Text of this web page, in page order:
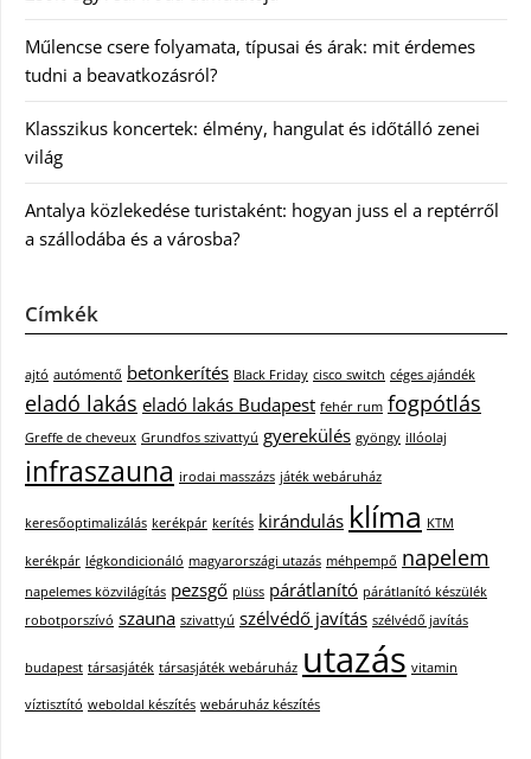
Műlencse csere folyamata, típusai és árak: mit érdemes
tudni a beavatkozásról?
Klasszikus koncertek: élmény, hangulat és időtálló zenei
világ
Antalya közlekedése turistaként: hogyan juss el a reptérről
a szállodába és a városba?
Címkék
ajtó autómentő betonkerítés Black Friday cisco switch céges ajándék
eladó lakás eladó lakás Budapest fehér rum fogpótlás
Greffe de cheveux Grundfos szivattyú gyerekülés gyöngy illóolaj
infraszauna irodai masszázs játék webáruház
keresőoptimalizálás kerékpár kerítés kirándulás klíma KTM
kerékpár légkondicionáló magyarországi utazás méhpempő napelem
napelemes közvilágítás pezsgő plüss párátlanító párátlanító készülék
robotporszívó szauna szivattyú szélvédő javítás szélvédő javítás
budapest társasjáték társasjáték webáruház utazás vitamin
víztisztító weboldal készítés webáruház készítés